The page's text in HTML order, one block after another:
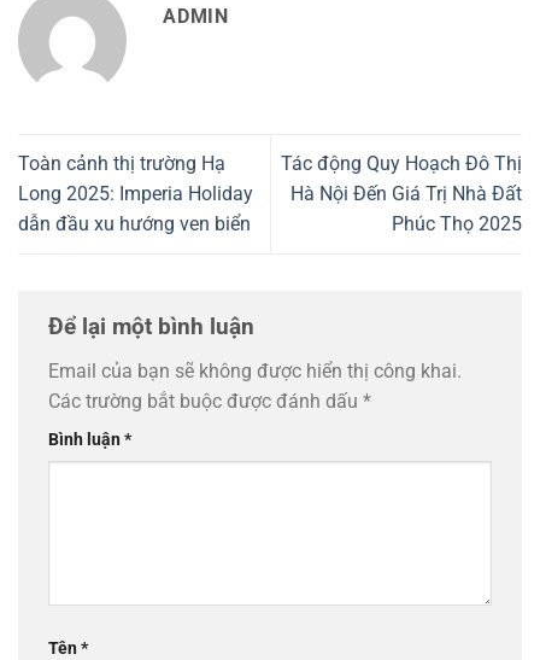
ADMIN
Toàn cảnh thị trường Hạ
Long 2025: Imperia Holiday
dẫn đầu xu hướng ven biển
Tác động Quy Hoạch Đô Thị
Hà Nội Đến Giá Trị Nhà Đất
Phúc Thọ 2025
Để lại một bình luận
Email của bạn sẽ không được hiển thị công khai.
Các trường bắt buộc được đánh dấu *
Bình luận*
Tên*